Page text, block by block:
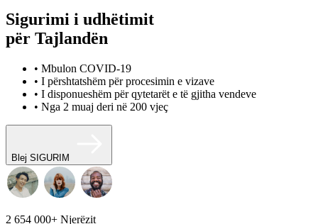
Sigurimi i udhëtimit
për Tajlandën
• Mbulon COVID-19
• I përshtatshëm për procesimin e vizave
• I disponueshëm për qytetarët e të gjitha vendeve
• Nga 2 muaj deri në 200 vjeç
Blej SIGURIM
2 654 000+ Njerëzit